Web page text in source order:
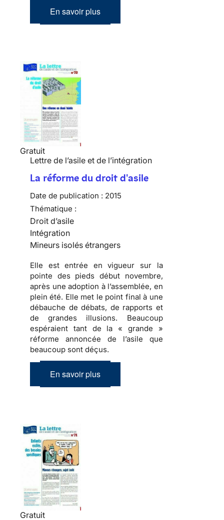
En savoir plus
Gratuit
Lettre de l’asile et de l’intégration
La réforme du droit d'asile
Date de publication : 2015
Thématique :
Droit d’asile
Intégration
Mineurs isolés étrangers
Elle est entrée en vigueur sur la
pointe des pieds début novembre,
après une adoption à l’assemblée, en
plein été. Elle met le point final à une
débauche de débats, de rapports et
de grandes illusions. Beaucoup
espéraient tant de la « grande »
réforme annoncée de l’asile que
beaucoup sont déçus.
En savoir plus
Gratuit